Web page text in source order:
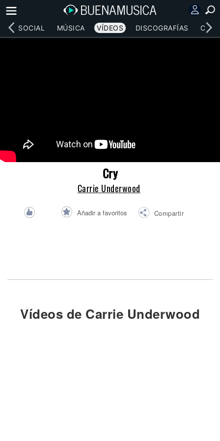
RED SOCIAL MÚSICA VÍDEOS DISCOGRAFÍAS
Cry
Carrie Underwood
Añadir a favoritos Compartir
Vídeos de Carrie Underwood